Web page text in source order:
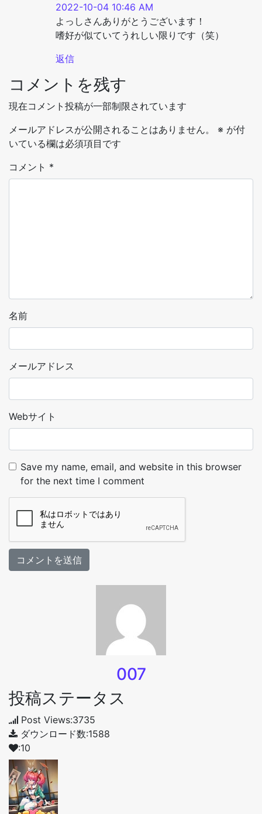
2022-10-04 10:46 AM
よっしさんありがとうございます！
嗜好が似ていてうれしい限りです（笑）
返信
コメントを残す
現在コメント投稿が一部制限されています
メールアドレスが公開されることはありません。
※ が付
いている欄は必須項目です
コメント *
名前
メールアドレス
Webサイト
Save my name, email, and website in this browser
for the next time I comment
007
投稿ステータス
Post Views:3735
ダウンロード数:1588
:10